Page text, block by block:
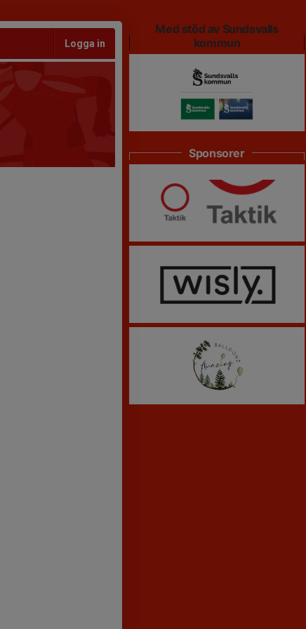
Logga in
Med stöd av Sundsvalls
kommun
Sponsorer